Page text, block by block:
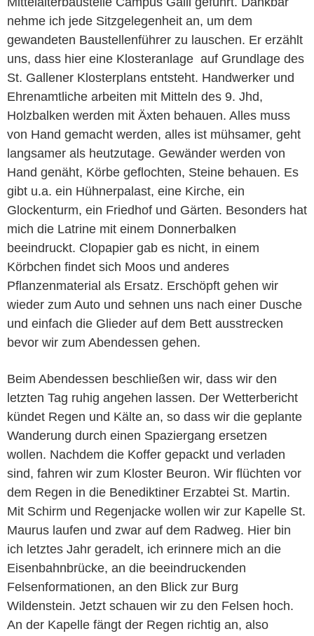
nehme ich jede Sitzgelegenheit an, um dem
gewandeten Baustellenführer zu lauschen. Er erzählt
uns, dass hier eine Klosteranlage auf Grundlage des
St. Gallener Klosterplans entsteht. Handwerker und
Ehrenamtliche arbeiten mit Mitteln des 9. Jhd,
Holzbalken werden mit Äxten behauen. Alles muss
von Hand gemacht werden, alles ist mühsamer, geht
langsamer als heutzutage. Gewänder werden von
Hand genäht, Körbe geflochten, Steine behauen. Es
gibt u.a. ein Hühnerpalast, eine Kirche, ein
Glockenturm, ein Friedhof und Gärten. Besonders hat
mich die Latrine mit einem Donnerbalken
beeindruckt. Clopapier gab es nicht, in einem
Körbchen findet sich Moos und anderes
Pflanzenmaterial als Ersatz. Erschöpft gehen wir
wieder zum Auto und sehnen uns nach einer Dusche
und einfach die Glieder auf dem Bett ausstrecken
bevor wir zum Abendessen gehen.
Beim Abendessen beschließen wir, dass wir den
letzten Tag ruhig angehen lassen. Der Wetterbericht
kündet Regen und Kälte an, so dass wir die geplante
Wanderung durch einen Spaziergang ersetzen
wollen. Nachdem die Koffer gepackt und verladen
sind, fahren wir zum Kloster Beuron. Wir flüchten vor
dem Regen in die Benediktiner Erzabtei St. Martin.
Mit Schirm und Regenjacke wollen wir zur Kapelle St.
Maurus laufen und zwar auf dem Radweg. Hier bin
ich letztes Jahr geradelt, ich erinnere mich an die
Eisenbahnbrücke, an die beeindruckenden
Felsenformationen, an den Blick zur Burg
Wildenstein. Jetzt schauen wir zu den Felsen hoch.
An der Kapelle fängt der Regen richtig an, also